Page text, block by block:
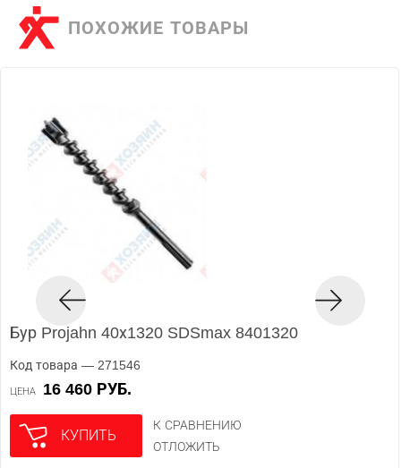
ПОХОЖИЕ ТОВАРЫ
Бур Projahn 40х1320 SDSmax 8401320
Код товара — 271546
ЦЕНА 16 460 РУБ.
КУПИТЬ
К СРАВНЕНИЮ
ОТЛОЖИТЬ